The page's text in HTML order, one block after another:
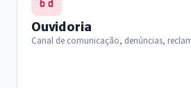
Ouvidoria
Canal de comunicação, denúncias,